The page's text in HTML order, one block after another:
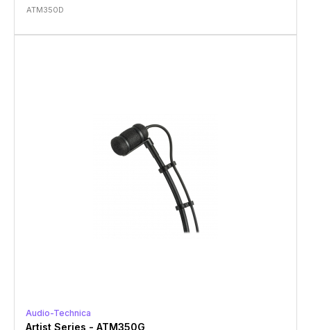
ATM350D
Audio-Technica
Artist Series - ATM350G